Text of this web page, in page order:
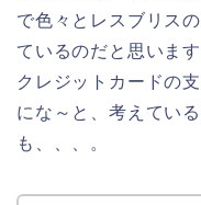
で色々とレスブリス
ているのだと思いま
クレジットカードの
にな～と、考えてい
も、、、。